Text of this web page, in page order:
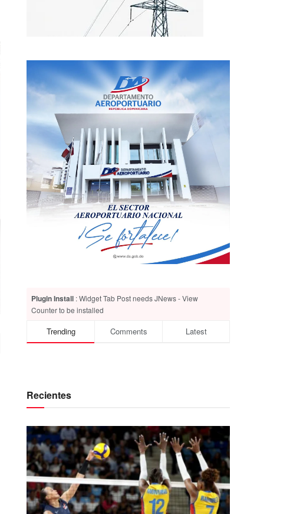
Plugin Install : Widget Tab Post needs JNews - View
Counter to be installed
Trending Comments Latest
Recientes